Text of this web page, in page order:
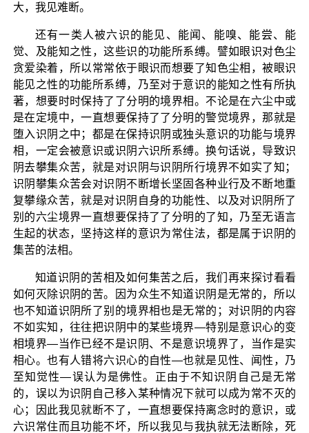
大，我见难断。
还有一类人被六识的能见、能闻、能嗅、能尝、能
觉、及能知之性，这些识的功能所系缚。譬如眼识对色尘
贪爱染着，所以常常依于眼识而想要了知色尘相，被眼识
能见之性的功能所系缚，乃至对于意识的能知之性有所执
著，想要时时保持了了分明的境界相。不论是在六尘中或
是在定境中，一直想要保持了了分明的警觉境界，那就是
堕入识阴之中；都是在保持识阴或独头意识的功能与境界
相，一定会被意识或识阴六识所系缚。换句话说，导致识
阴去攀集众苦，就是对识阴与识阴所行境界不如实了知；
识阴攀集众苦会对识阴不断增长坚固各种业行及不断地重
复攀缘众苦，就是对识阴自身的功能性、以及对识阴所了
别的六尘境界一直想要保持了了分明的了知，乃至无语言
生起的状态，坚持这样的意识为常住法，都是属于识阴的
集苦的法相。
知道识阴的苦相及如何集苦之后，我们再来探讨看看
如何灭除识阴的苦。因为众生不知道识阴是无常的，所以
也不知道识阴所了别的境界相也是无常的；对识阴的内容
不如实知，往往把识阴中的某些境界—特别是意识心的变
相境界—当作已经不是识阴、不是意识境界了，当作是实
相心。也有人错将六识心的自性—也就是见性、闻性，乃
至知觉性—误认为是佛性。正由于不知识阴自己是无常
的，误以为识阴自己移入某种情况下就可以成为常不灭的
心；因此我见就断不了，一直想要保持离念时的意识，或
六识常住而且功能不坏，所以我见与我执就无法断除，死